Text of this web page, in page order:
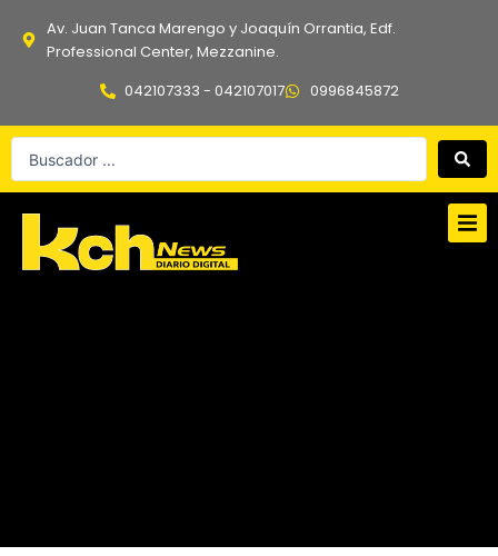
Av. Juan Tanca Marengo y Joaquín Orrantia, Edf.
Professional Center, Mezzanine.
042107333 - 042107017
0996845872
Search